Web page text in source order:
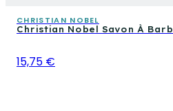
CHRISTIAN NOBEL
Christian Nobel Savon À
15,75 €